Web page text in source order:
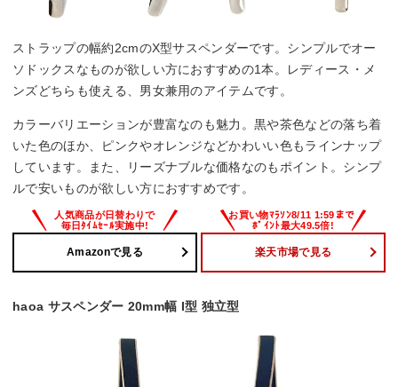
ストラップの幅約2cmのX型サスペンダーです。シンプルでオー
ソドックスなものが欲しい方におすすめの1本。レディース・メ
ンズどちらも使える、男女兼用のアイテムです。
カラーバリエーションが豊富なのも魅力。黒や茶色などの落ち着
いた色のほか、ピンクやオレンジなどかわいい色もラインナップ
しています。また、リーズナブルな価格なのもポイント。シンプ
ルで安いものが欲しい方におすすめです。
Amazonで見る 楽天市場で見る
haoa サスペンダー 20mm幅 I型 独立型